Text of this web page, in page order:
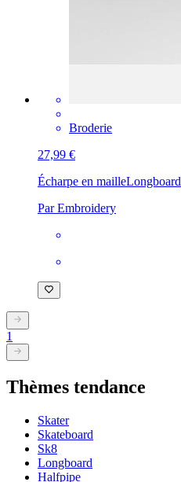
Broderie
27,99 €
Écharpe en mailleLongboard
Par Embroidery
1
Thèmes tendance
Skater
Skateboard
Sk8
Longboard
Halfpipe